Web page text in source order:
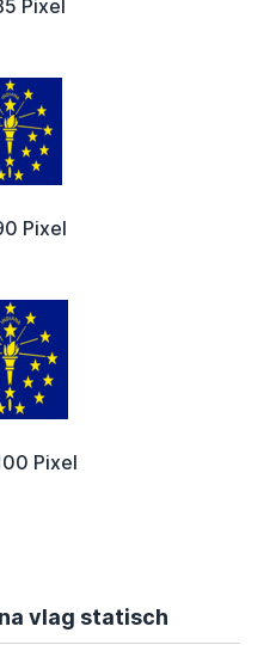
Pixel
Pixel
Pixel
vlag statisch